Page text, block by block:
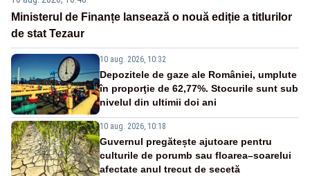
Ministerul de Finanțe lansează o nouă ediție a titlurilor
de stat Tezaur
10 aug. 2026, 10:32
Depozitele de gaze ale României, umplute
în proporţie de 62,77%. Stocurile sunt sub
nivelul din ultimii doi ani
10 aug. 2026, 10:18
Guvernul pregătește ajutoare pentru
culturile de porumb sau floarea–soarelui
afectate anul trecut de secetă